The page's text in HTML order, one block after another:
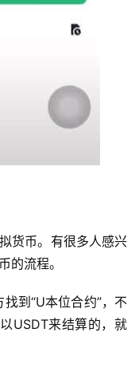
货币。有很多人感兴
的流程。
找到“U本位合约”，不
USDT来结算的，就